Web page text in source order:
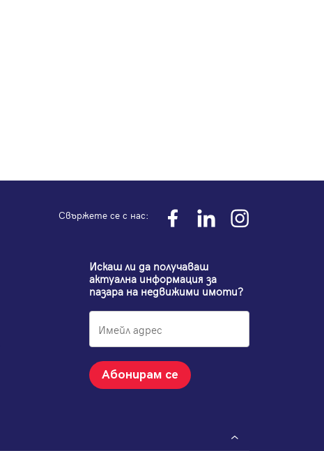
Свържете се с нас:
Искаш ли да получаваш
актуална информация за
пазара на недвижими имоти?
Абонирам се